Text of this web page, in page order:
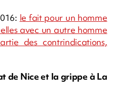
le fait pour un homme
avec un autre homme
des contrindications,
de Nice et la grippe à La